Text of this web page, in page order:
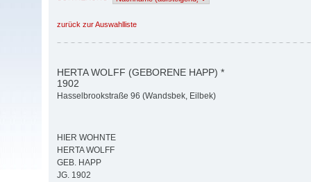
zurück zur Auswahlliste
HERTA WOLFF (GEBORENE HAPP) *
1902
Hasselbrookstraße 96 (Wandsbek, Eilbek)
HIER WOHNTE
HERTA WOLFF
GEB. HAPP
JG. 1902